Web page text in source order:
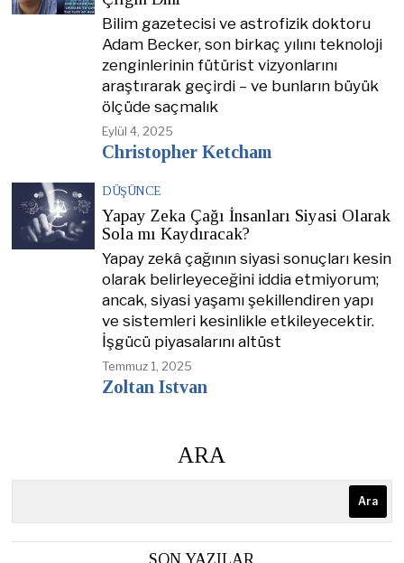
Bilim gazetecisi ve astrofizik doktoru
Adam Becker, son birkaç yılını teknoloji
zenginlerinin fütürist vizyonlarını
araştırarak geçirdi – ve bunların büyük
ölçüde saçmalık
Eylül 4, 2025
Christopher Ketcham
DÜŞÜNCE
Yapay Zeka Çağı İnsanları Siyasi Olarak
Sola mı Kaydıracak?
Yapay zekâ çağının siyasi sonuçları kesin
olarak belirleyeceğini iddia etmiyorum;
ancak, siyasi yaşamı şekillendiren yapı
ve sistemleri kesinlikle etkileyecektir.
İşgücü piyasalarını altüst
Temmuz 1, 2025
Zoltan Istvan
ARA
Ara
SON YAZILAR